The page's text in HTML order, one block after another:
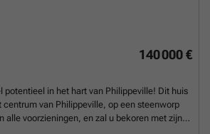
140 000 €
potentieel in het hart van Philippeville! Dit huis
centrum van Philippeville, op een steenworp
alle voorzieningen, en zal u bekoren met zijn